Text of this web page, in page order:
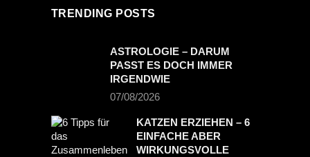
TRENDING POSTS
ASTROLOGIE – DARUM
PASST ES DOCH IMMER
IRGENDWIE
07/08/2026
KATZEN ERZIEHEN – 6
EINFACHE ABER
WIRKUNGSVOLLE